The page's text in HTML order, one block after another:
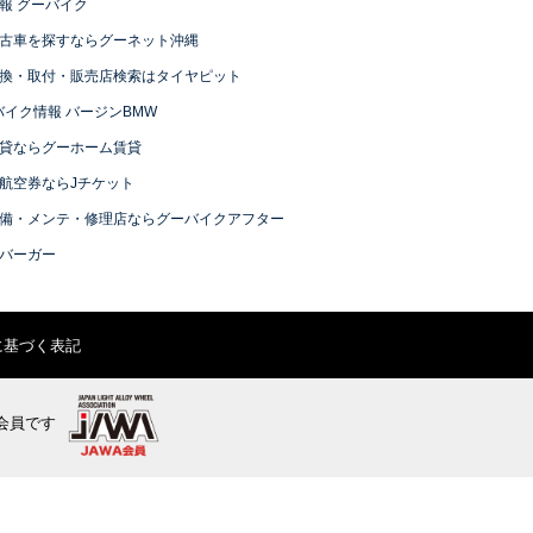
グーバイク
車を探すならグーネット沖縄
・取付・販売店検索はタイヤピット
イク情報 バージンBMW
ならグーホーム賃貸
空券ならJチケット
・メンテ・修理店ならグーバイクアフター
ーガー
づく表記
員です